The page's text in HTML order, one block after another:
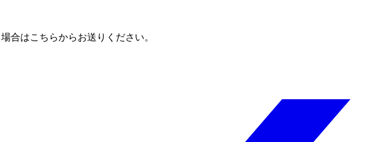
合はこちらからお送りください。